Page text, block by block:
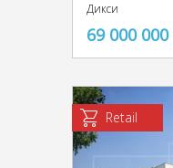
Дикси
69 000 000
Retail